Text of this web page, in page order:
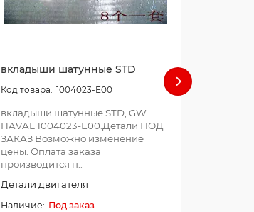
вкладыши шатунные STD
1004023-E00
вкладыши шатунные STD, GW
HAVAL 1004023-E00.Детали ПОД
ЗАКАЗ Возможно изменение
цены. Оплата заказа
производится п..
Детали двигателя
Под заказ